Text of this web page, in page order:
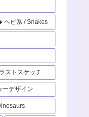
ヘビ系 / Snakes
ストスケッチ
ーデザイン